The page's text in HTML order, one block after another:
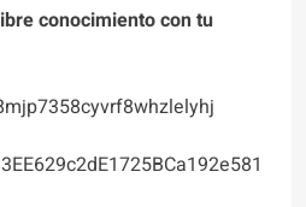
conocimiento con tu